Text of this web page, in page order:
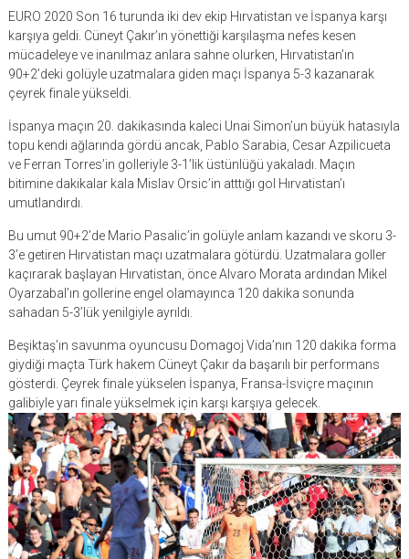
EURO 2020 Son 16 turunda iki dev ekip Hırvatistan ve İspanya karşı
karşıya geldi. Cüneyt Çakır’ın yönettiği karşılaşma nefes kesen
mücadeleye ve inanılmaz anlara sahne olurken, Hırvatistan’ın
90+2’deki golüyle uzatmalara giden maçı İspanya 5-3 kazanarak
çeyrek finale yükseldi.
İspanya maçın 20. dakikasında kaleci Unai Simon’un büyük hatasıyla
topu kendi ağlarında gördü ancak, Pablo Sarabia, Cesar Azpilicueta
ve Ferran Torres’in golleriyle 3-1’lik üstünlüğü yakaladı. Maçın
bitimine dakikalar kala Mislav Orsic’in atttığı gol Hırvatistan’ı
umutlandırdı.
Bu umut 90+2’de Mario Pasalic’in golüyle anlam kazandı ve skoru 3-
3’e getiren Hırvatistan maçı uzatmalara götürdü. Uzatmalara goller
kaçırarak başlayan Hırvatistan, önce Alvaro Morata ardından Mikel
Oyarzabal’ın gollerine engel olamayınca 120 dakika sonunda
sahadan 5-3’lük yenilgiyle ayrıldı.
Beşiktaş’ın savunma oyuncusu Domagoj Vida’nın 120 dakika forma
giydiği maçta Türk hakem Cüneyt Çakır da başarılı bir performans
gösterdi. Çeyrek finale yükselen İspanya, Fransa-İsviçre maçının
galibiyle yarı finale yükselmek için karşı karşıya gelecek.